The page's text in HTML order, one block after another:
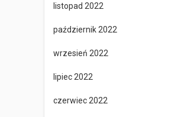
listopad 2022
październik 2022
wrzesień 2022
lipiec 2022
czerwiec 2022